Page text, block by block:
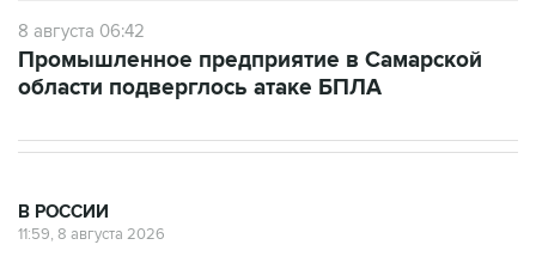
8 августа 06:42
Промышленное предприятие в Самарской
области подверглось атаке БПЛА
В РОССИИ
11:59, 8 августа 2026